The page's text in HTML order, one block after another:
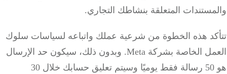
المتعلقة بنشاطك التجاري.
هذه الخطوة من شرعية عملك واتباعه لسياسات سلوك
العمل الخاصة بشركة Meta. وبدون ذلك، سيكون حد الإرسال
هو 50 رسالة فقط يوميًا وسيتم تعليق حسابك خلال 30